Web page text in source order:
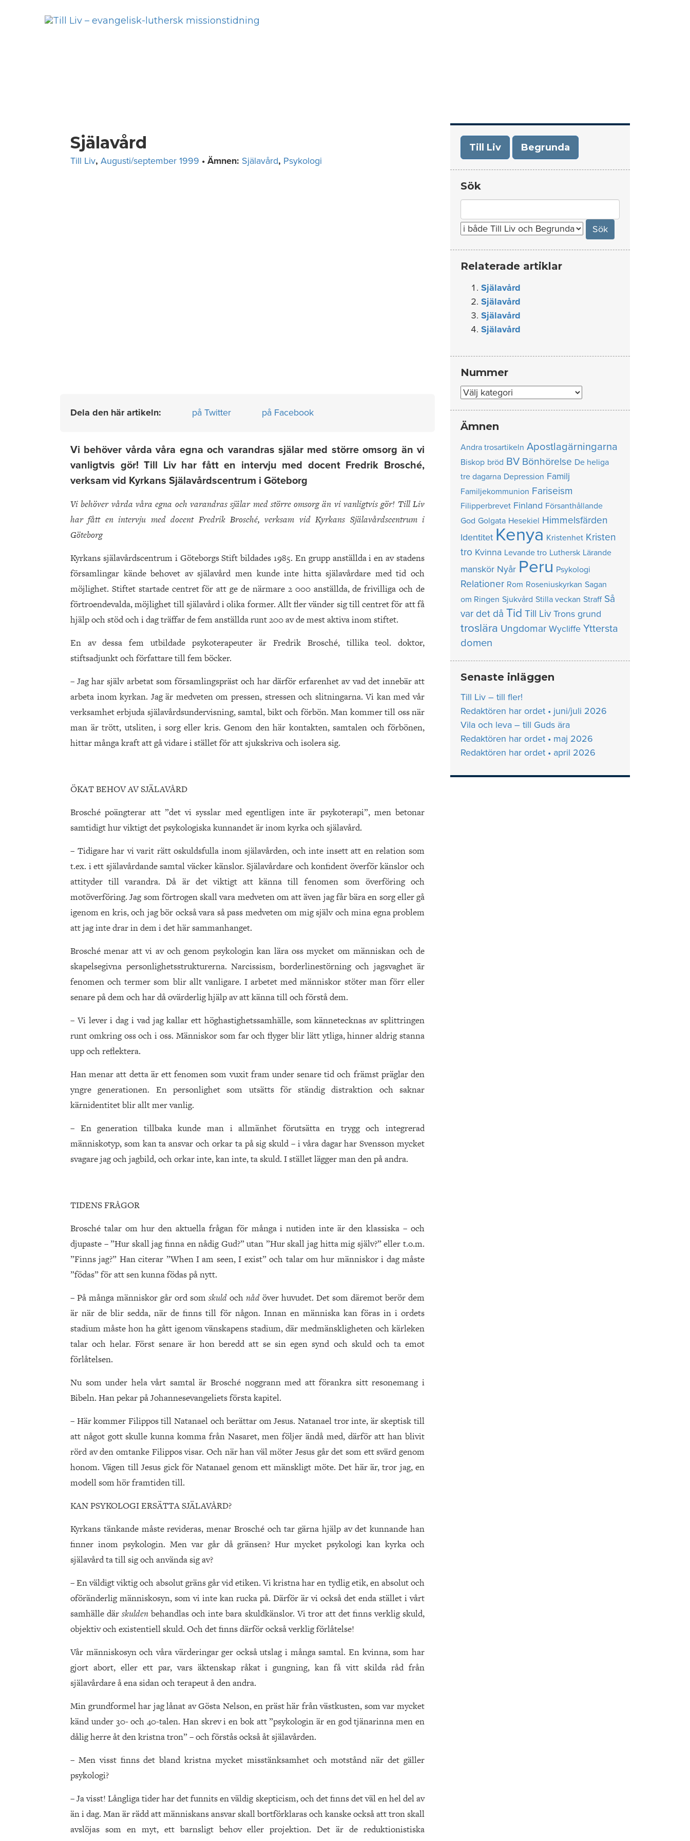
Själavård
Till Liv, Augusti/september 1999 • Ämnen: Själavård, Psykologi
Dela den här artikeln: på Twitter på Facebook
Vi behöver vårda våra egna och varandras själar med större omsorg än vi
vanligtvis gör! Till Liv har fått en intervju med docent Fredrik Brosché,
verksam vid Kyrkans Själavårdscentrum i Göteborg
Vi behöver vårda våra egna och varandras själar med större omsorg än vi vanligtvis gör! Till Liv
har fått en intervju med docent Fredrik Brosché, verksam vid Kyrkans Själavårdscentrum i
Göteborg
Kyrkans själavårdscentrum i Göteborgs Stift bildades 1985. En grupp anställda i en av stadens
församlingar kände behovet av själavård men kunde inte hitta själavårdare med tid och
möjlighet. Stiftet startade centret för att ge de närmare 2 000 anställda, de frivilliga och de
förtroendevalda, möjlighet till själavård i olika former. Allt fler vänder sig till centret för att få
hjälp och stöd och i dag träffar de fem anställda runt 200 av de mest aktiva inom stiftet.
En av dessa fem utbildade psykoterapeuter är Fredrik Brosché, tillika teol. doktor,
stiftsadjunkt och författare till fem böcker.
– Jag har själv arbetat som församlingspräst och har därför erfarenhet av vad det innebär att
arbeta inom kyrkan. Jag är medveten om pressen, stressen och slitningarna. Vi kan med vår
verksamhet erbjuda själavårdsundervisning, samtal, bikt och förbön. Man kommer till oss när
man är trött, utsliten, i sorg eller kris. Genom den här kontakten, samtalen och förbönen,
hittar många kraft att gå vidare i stället för att sjukskriva och isolera sig.
ÖKAT BEHOV AV SJÄLAVÅRD
Brosché poängterar att ”det vi sysslar med egentligen inte är psykoterapi”, men betonar
samtidigt hur viktigt det psykologiska kunnandet är inom kyrka och själavård.
– Tidigare har vi varit rätt oskuldsfulla inom själavården, och inte insett att en relation som
t.ex. i ett själavårdande samtal väcker känslor. Själavårdare och konfident överför känslor och
attityder till varandra. Då är det viktigt att känna till fenomen som överföring och
motöverföring. Jag som förtrogen skall vara medveten om att även jag får bära en sorg eller gå
igenom en kris, och jag bör också vara så pass medveten om mig själv och mina egna problem
att jag inte drar in dem i det här sammanhanget.
Brosché menar att vi av och genom psykologin kan lära oss mycket om människan och de
skapelsegivna personlighetsstrukturerna. Narcissism, borderlinestörning och jagsvaghet är
fenomen och termer som blir allt vanligare. I arbetet med människor stöter man förr eller
senare på dem och har då ovärderlig hjälp av att känna till och förstå dem.
– Vi lever i dag i vad jag kallar ett höghastighetssamhälle, som kännetecknas av splittringen
runt omkring oss och i oss. Människor som far och flyger blir lätt ytliga, hinner aldrig stanna
upp och reflektera.
Han menar att detta är ett fenomen som vuxit fram under senare tid och främst präglar den
yngre generationen. En personlighet som utsätts för ständig distraktion och saknar
kärnidentitet blir allt mer vanlig.
– En generation tillbaka kunde man i allmänhet förutsätta en trygg och integrerad
människotyp, som kan ta ansvar och orkar ta på sig skuld – i våra dagar har Svensson mycket
svagare jag och jagbild, och orkar inte, kan inte, ta skuld. I stället lägger man den på andra.
TIDENS FRÅGOR
Brosché talar om hur den aktuella frågan för många i nutiden inte är den klassiska – och
djupaste – ”Hur skall jag finna en nådig Gud?” utan ”Hur skall jag hitta mig själv?” eller t.o.m.
”Finns jag?” Han citerar ”When I am seen, I exist” och talar om hur människor i dag måste
”födas” för att sen kunna födas på nytt.
– På många människor går ord som skuld och nåd över huvudet. Det som däremot berör dem
är när de blir sedda, när de finns till för någon. Innan en människa kan föras in i ordets
stadium måste hon ha gått igenom vänskapens stadium, där medmänskligheten och kärleken
talar och helar. Först senare är hon beredd att se sin egen synd och skuld och ta emot
förlåtelsen.
Nu som under hela vårt samtal är Brosché noggrann med att förankra sitt resonemang i
Bibeln. Han pekar på Johannesevangeliets första kapitel.
– Här kommer Filippos till Natanael och berättar om Jesus. Natanael tror inte, är skeptisk till
att något gott skulle kunna komma från Nasaret, men följer ändå med, därför att han blivit
rörd av den omtanke Filippos visar. Och när han väl möter Jesus går det som ett svärd genom
honom. Vägen till Jesus gick för Natanael genom ett mänskligt möte. Det här är, tror jag, en
modell som hör framtiden till.
KAN PSYKOLOGI ERSÄTTA SJÄLAVÅRD?
Kyrkans tänkande måste revideras, menar Brosché och tar gärna hjälp av det kunnande han
finner inom psykologin. Men var går då gränsen? Hur mycket psykologi kan kyrka och
själavård ta till sig och använda sig av?
– En väldigt viktig och absolut gräns går vid etiken. Vi kristna har en tydlig etik, en absolut och
oföränderlig människosyn, som vi inte kan rucka på. Därför är vi också det enda stället i vårt
samhälle därskuldenbehandlas och inte bara skuldkänslor. Vi tror att det finns verklig skuld,
objektiv och existentiell skuld. Och det finns därför också verklig förlåtelse!
Vår människosyn och våra värderingar ger också utslag i många samtal. En kvinna, som har
gjort abort, eller ett par, vars äktenskap råkat i gungning, kan få vitt skilda råd från
själavårdare å ena sidan och terapeut å den andra.
Min grundformel har jag lånat av Gösta Nelson, en präst här från västkusten, som var mycket
känd under 30- och 40-talen. Han skrev i en bok att ”psykologin är en god tjänarinna men en
dålig herre åt den kristna tron” – och förstås också åt själavården.
– Men visst finns det bland kristna mycket misstänksamhet och motstånd när det gäller
psykologi?
– Ja visst! Långliga tider har det funnits en väldig skepticism, och det finns det väl en hel del av
än i dag. Man är rädd att människans ansvar skall bortförklaras och kanske också att tron skall
avslöjas som en myt, ett barnsligt behov eller projektion. Det är de reduktionistiska
Till Liv Begrunda
Sök
for:
Relaterade artiklar
Själavård
Själavård
Själavård
Själavård
Nummer
Nummer
Ämnen
Andra trosartikeln Apostlagärningarna
Biskop bröd BV Bönhörelse De heliga
tre dagarna Depression Familj
Familjekommunion Fariseism
Filipperbrevet Finland Försanthållande
God Golgata Hesekiel Himmelsfärden
Identitet Kenya Kristenhet Kristen
tro Kvinna Levande tro Luthersk Lärande
manskör Nyår Peru Psykologi
Relationer Rom Roseniuskyrkan Sagan
om Ringen Sjukvård Stilla veckan Straff Så
var det då Tid Till Liv Trons grund
troslära Ungdomar Wycliffe Yttersta
domen
Senaste inläggen
Till Liv – till fler!
Redaktören har ordet • juni/juli 2026
Vila och leva – till Guds ära
Redaktören har ordet • maj 2026
Redaktören har ordet • april 2026